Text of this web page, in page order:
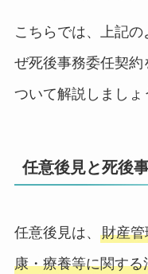
こちらでは、上記
ぜ死後事務委任契
ついて解説しましょ
任意後見と死後
任意後見は、 財産
康・療養等に関す